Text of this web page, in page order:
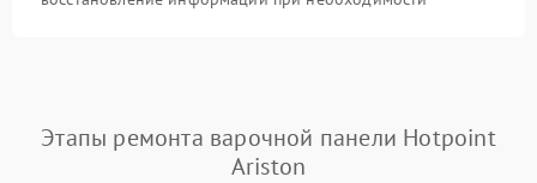
Этапы ремонта варочной панели Hotpoint
Ariston